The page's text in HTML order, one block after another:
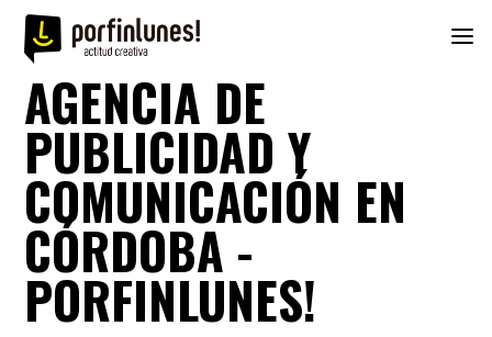
AGENCIA DE
PUBLICIDAD Y
COMUNICACIÓN EN
CÓRDOBA -
PORFINLUNES!